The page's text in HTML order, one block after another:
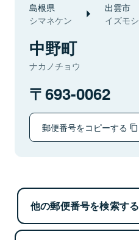
島根県
シマネケン
出雲市
イズモシ
中野町
ナカノチョウ
693-0062
郵便番号をコピーする
他の郵便番号を検索する